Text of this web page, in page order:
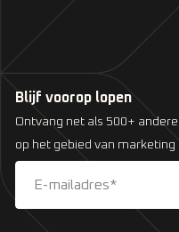
Blijf voorop lopen
Ontvang net als 500+
op het gebied van marketing